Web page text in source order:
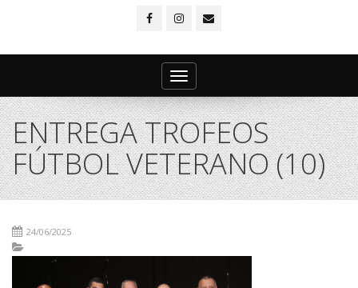
Toggle
navigation
ENTREGA TROFEOS
FÚTBOL VETERANO (10)
24/06/2025